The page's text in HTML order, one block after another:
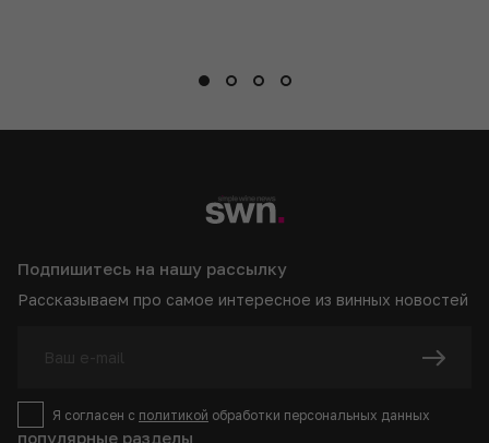
популярные разделы
Подпишитесь на нашу рассылку
Рассказываем про самое интересное из винных новостей
Я согласен с политикой обработки персональных данных